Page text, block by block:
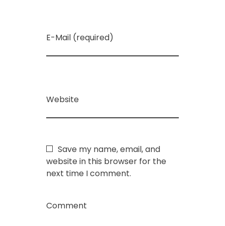
E-Mail (required)
Website
Save my name, email, and
website in this browser for the
next time I comment.
Comment